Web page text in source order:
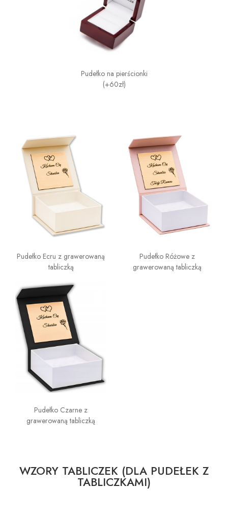
Pudełko na pierścionki
(+60zł)
Pudełko Ecru z grawerowaną
tabliczką
Pudełko Różowe z
grawerowaną tabliczką
Pudełko Czarne z
grawerowaną tabliczką
WZORY TABLICZEK (DLA PUDEŁEK Z
TABLICZKAMI)